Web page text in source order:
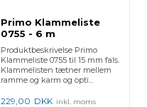
Primo Klammeliste
0755 - 6 m
Produktbeskrivelse Primo
Klammeliste 0755 til 15 mm fals.
Klammelisten tætner mellem
ramme og karm og opti...
229,00 DKK inkl. moms